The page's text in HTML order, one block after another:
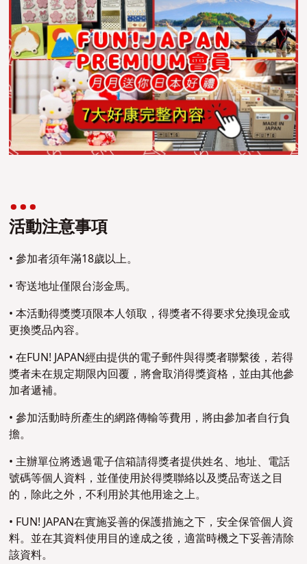
活動注意事項
• 參加者須年滿18歲以上。
• 寄送地址僅限台澎金馬。
• 本活動得獎獎項限本人領取，得獎者不得要求兌換現金或
更換獎品內容。
• 在FUN! JAPAN經由提供的電子郵件與得獎者聯繫後，若得
獎者未在規定期限內回覆，將會取消得獎資格，並由其他參
加者遞補。
• 參加活動時所產生的網路傳輸等費用，將由參加者自行負
擔。
• 主辦單位將透過電子信箱請得獎者提供姓名、地址、電話
號碼等個人資料，並僅使用於得獎聯絡以及獎品寄送之目
的，除此之外，不利用於其他用途之上。
• FUN! JAPAN在實施妥善的保護措施之下，安全保管個人資
料。並在其資料使用目的達成之後，適當時機之下妥善清除
該資料。